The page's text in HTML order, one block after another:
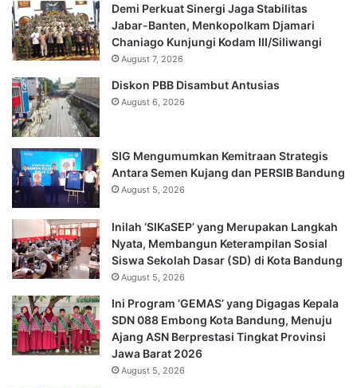
Demi Perkuat Sinergi Jaga Stabilitas
Jabar-Banten, Menkopolkam Djamari
Chaniago Kunjungi Kodam III/Siliwangi
August 7, 2026
Diskon PBB Disambut Antusias
August 6, 2026
SIG Mengumumkan Kemitraan Strategis
Antara Semen Kujang dan PERSIB Bandung
August 5, 2026
Inilah ‘SIKaSEP’ yang Merupakan Langkah
Nyata, Membangun Keterampilan Sosial
Siswa Sekolah Dasar (SD) di Kota Bandung
August 5, 2026
Ini Program ‘GEMAS’ yang Digagas Kepala
SDN 088 Embong Kota Bandung, Menuju
Ajang ASN Berprestasi Tingkat Provinsi
Jawa Barat 2026
August 5, 2026